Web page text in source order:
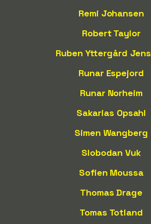
Remi Johansen
Robert Taylor
Ruben Yttergård
Runar Espejord
Runar Norheim
Sakarias Opsahl
Simen Wangberg
Slobodan Vuk
Sofien Moussa
Thomas Drage
Tomas Totland